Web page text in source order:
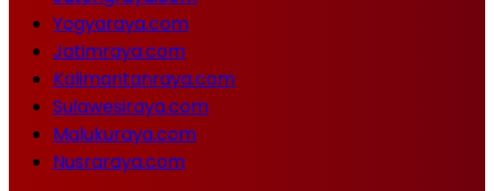
Yogyaraya.com
Jatimraya.com
Kalimantanraya.com
Sulawesiraya.com
Malukuraya.com
Nusraraya.com